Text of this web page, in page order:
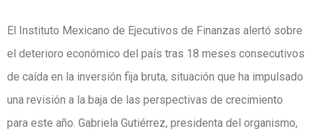
El Instituto Mexicano de Ejecutivos de Finanzas alertó sobre
el deterioro económico del país tras 18 meses consecutivos
de caída en la inversión fija bruta, situación que ha impulsado
una revisión a la baja de las perspectivas de crecimiento
para este año. Gabriela Gutiérrez, presidenta del organismo,